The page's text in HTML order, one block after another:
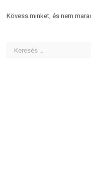
Kövess minket, és nem